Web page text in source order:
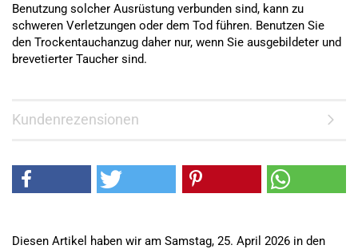
Benutzung solcher Ausrüstung verbunden sind, kann zu
schweren Verletzungen oder dem Tod führen. Benutzen Sie
den Trockentauchanzug daher nur, wenn Sie ausgebildeter und
brevetierter Taucher sind.
Kundenrezensionen
Diesen Artikel haben wir am Samstag, 25. April 2026 in den